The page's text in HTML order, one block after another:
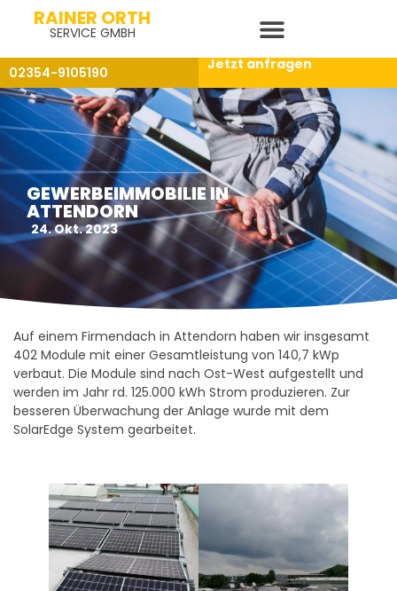
RAINER ORTH
SERVICE GMBH
02354-9105190 Jetzt anfragen
GEWERBEIMMOBILIE IN
ATTENDORN
24. Okt. 2023
Auf einem Firmendach in Attendorn haben wir insgesamt
402 Module mit einer Gesamtleistung von 140,7 kWp
verbaut. Die Module sind nach Ost-West aufgestellt und
werden im Jahr rd. 125.000 kWh Strom produzieren. Zur
besseren Überwachung der Anlage wurde mit dem
SolarEdge System gearbeitet.⠀